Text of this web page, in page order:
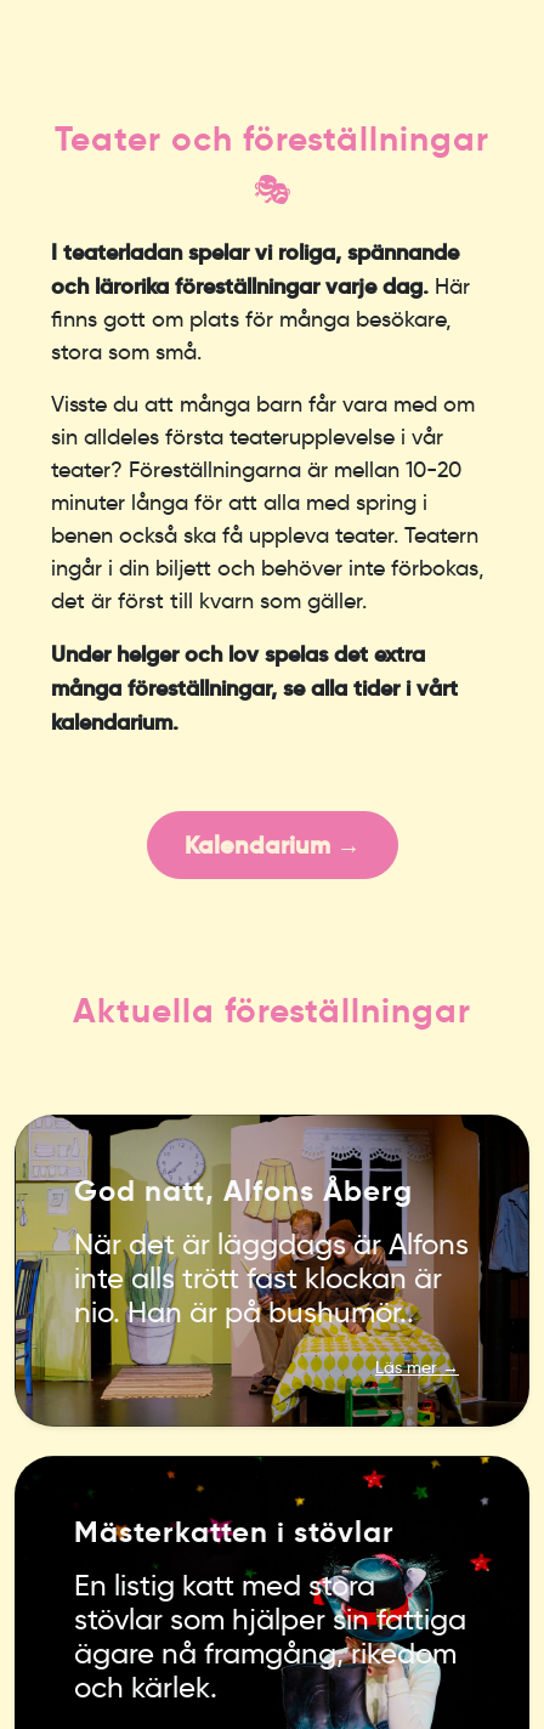
Teater och föreställningar
🎭
I teaterladan spelar vi roliga, spännande
och lärorika föreställningar varje dag. Här
finns gott om plats för många besökare,
stora som små.
Visste du att många barn får vara med om
sin alldeles första teaterupplevelse i vår
teater? Föreställningarna är mellan 10-20
minuter långa för att alla med spring i
benen också ska få uppleva teater. Teatern
ingår i din biljett och behöver inte förbokas,
det är först till kvarn som gäller.
Under helger och lov spelas det extra
många föreställningar, se alla tider i vårt
kalendarium.
Kalendarium →
Aktuella föreställningar
God natt, Alfons Åberg
När det är läggdags är Alfons
inte alls trött fast klockan är
nio. Han är på bushumör..
Läs mer →
Mästerkatten i stövlar
En listig katt med stora
stövlar som hjälper sin fattiga
ägare nå framgång, rikedom
och kärlek.